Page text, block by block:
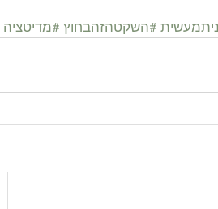
#השקטהזהבחוץ #מדיטציה